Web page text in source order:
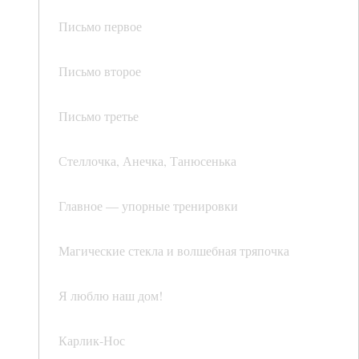
Письмо первое
Письмо второе
Письмо третье
Стеллочка, Анечка, Танюсенька
Главное — упорные тренировки
Магические стекла и волшебная тряпочка
Я люблю наш дом!
Карлик-Нос